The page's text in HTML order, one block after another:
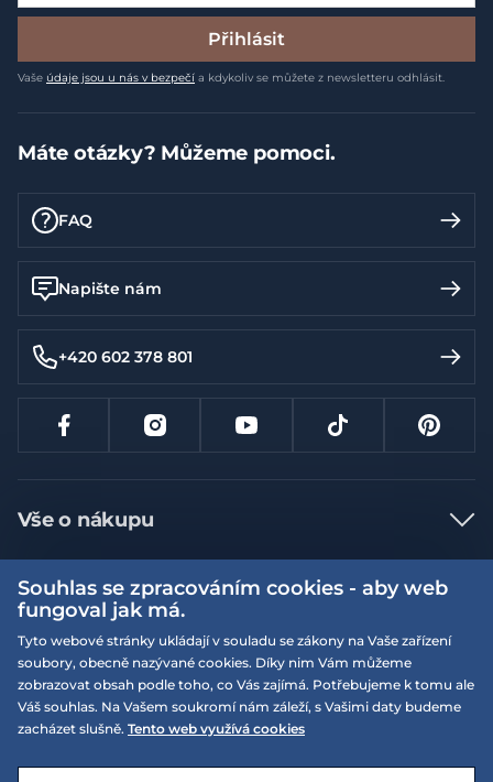
Přihlásit
Vaše údaje jsou u nás v bezpečí a kdykoliv se můžete z newsletteru odhlásit.
Máte otázky? Můžeme pomoci.
FAQ
Napište nám
+420 602 378 801
Vše o nákupu
Jak nakupovat
Nejčastější dotazy
Doprava a platba
Vrácení a výměna zboží
Reklamace
Více informací
Obchodní podmínky
Podmínky EQS věrnostního klubu
On-line katalogy
Naše prodejny
EQS Rudná
Souhlas se zpracováním cookies - aby web
fungoval jak má.
Tyto webové stránky ukládají v souladu se zákony na Vaše zařízení
soubory, obecně nazývané cookies. Díky nim Vám můžeme
zobrazovat obsah podle toho, co Vás zajímá. Potřebujeme k tomu ale
Váš souhlas. Na Vašem soukromí nám záleží, s Vašimi daty budeme
zacházet slušně. Tento web využívá cookies